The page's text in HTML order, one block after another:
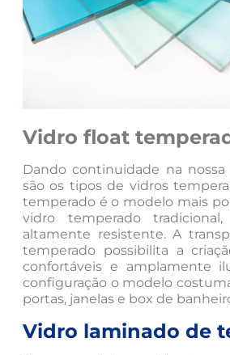
Vidro float
Dando continuidade na
são os tipos de vidros
temperado é o modelo mais
vidro temperado
altamente resistente. A
temperado possibilita a
confortáveis e amplamente
configuração o modelo
portas, janelas e box de
Vidro laminado de